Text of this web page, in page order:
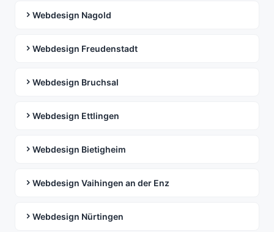
Webdesign Nagold
Webdesign Freudenstadt
Webdesign Bruchsal
Webdesign Ettlingen
Webdesign Bietigheim
Webdesign Vaihingen an der Enz
Webdesign Nürtingen